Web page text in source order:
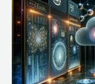
AWS